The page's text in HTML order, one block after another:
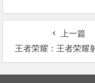
上一篇
王者荣耀：王者荣耀射手后裔全攻略，版本后期最强射手新版后
文